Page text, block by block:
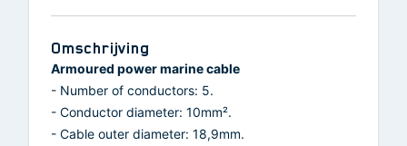
Omschrijving
Armoured power marine cable
- Number of conductors: 5.
- Conductor diameter: 10mm².
- Cable outer diameter: 18,9mm.